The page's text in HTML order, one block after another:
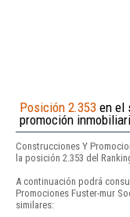
Posición 2.353 en el
promoción
Construcciones Y
la posición 2.353 del
A continuación podrá
Promociones Fuster-mur
similares: